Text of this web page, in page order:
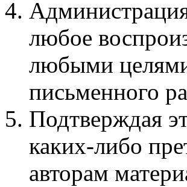
Администрация
любое
любыми
письменного
Подтверждая
каких-либо
авторам